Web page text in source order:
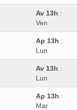
Av 13h :
Ven
Ap 13h :
Lun
Av 13h :
Lun
Ap 13h :
Mar